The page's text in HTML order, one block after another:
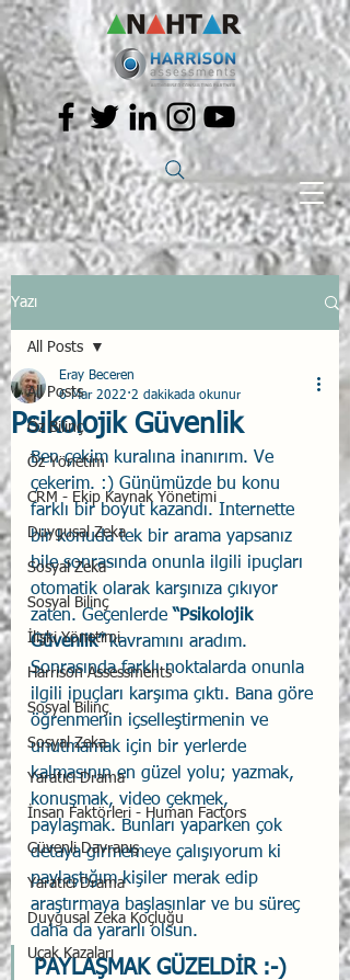
Yazı
All Posts
Öz Bilinç
Öz Yönetim
CRM - Ekip Kaynak Yönetimi
Duygusal Zeka
Sosyal Zeka
Sosyal Bilinç
İlişki Yönetimi
Harrison Assessments
Sosyal Bilinç
Sosyal Zeka
Yaratıcı Drama
İnsan Faktörleri - Human Factors
Güvenli Davranış
Yaratıcı Drama
Duygusal Zeka Koçluğu
Uçak Kazaları
All Posts
Psikolojik Güvenlik
Eray Beceren
6 Mar 2022 2 dakikada okunur
Ben çekim kuralına inanırım. Ve
çekerim. :) Günümüzde bu konu
farklı bir boyut kazandı. Internette
bir konuda tek bir arama yapsanız
bile sonrasında onunla ilgili ipuçları
otomatik olarak karşınıza çıkıyor
zaten. Geçenlerde “Psikolojik
Güvenlik” kavramını aradım.
Sonrasında farklı noktalarda onunla
ilgili ipuçları karşıma çıktı. Bana göre
öğrenmenin içselleştirmenin ve
unutmamak için bir yerlerde
kalmasının en güzel yolu; yazmak,
konuşmak, video çekmek,
paylaşmak. Bunları yaparken çok
detaya girmemeye çalışıyorum ki
paylaştığım kişiler merak edip
araştırmaya başlasınlar ve bu süreç
daha da yararlı olsun.
PAYLAŞMAK GÜZELDİR :-)